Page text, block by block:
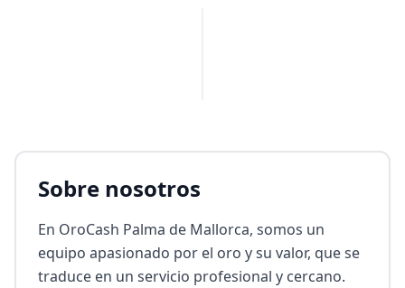
Sobre nosotros
En OroCash Palma de Mallorca, somos un
equipo apasionado por el oro y su valor, que se
traduce en un servicio profesional y cercano.